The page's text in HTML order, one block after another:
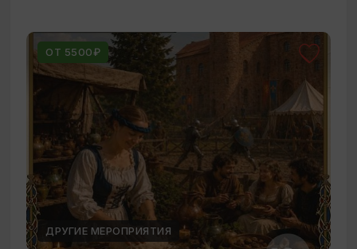
ОТ 5500₽
ДРУГИЕ МЕРОПРИЯТИЯ